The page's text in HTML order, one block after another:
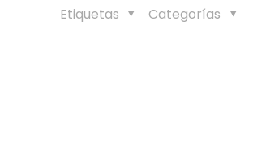
Categorías
Etiquetas